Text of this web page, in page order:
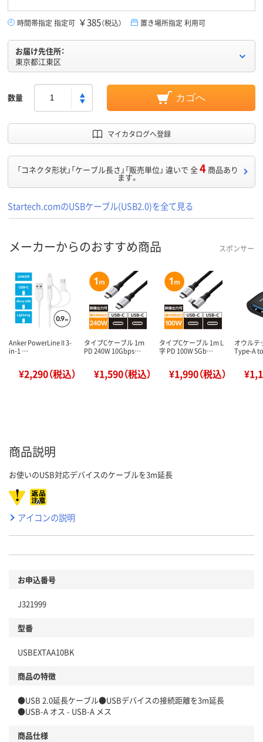
時間帯指定 指定可 ￥385（税込） 置き場所指定 利用可
お届け先住所：
東京都江東区
数量 カゴへ
マイカタログへ登録
「コネクタ形状」「ケーブル長さ」「販売単位」 違いで 全4 商品あり
ます。
Startech.comのUSBケーブル(USB2.0)を全て見る
メーカーからのおすすめ商品 スポンサー
Anker PowerLine II 3-
in-1 …
¥2,290（税込）
タイプCケーブル 1ｍ
PD 240W 10Gbps…
¥1,590（税込）
タイプCケーブル 1m L
字 PD 100W 5Gb…
¥1,990（税込）
オウルテ
Type-A
商品説明
お使いのUSB対応デバイスのケーブルを3m延長
アイコンの説明
お申込番号
J321999
型番
USBEXTAA10BK
商品の特徴
●USB 2.0延長ケーブル●USBデバイスの接続距離を3m延長
●USB-A オス - USB-A メス
商品仕様